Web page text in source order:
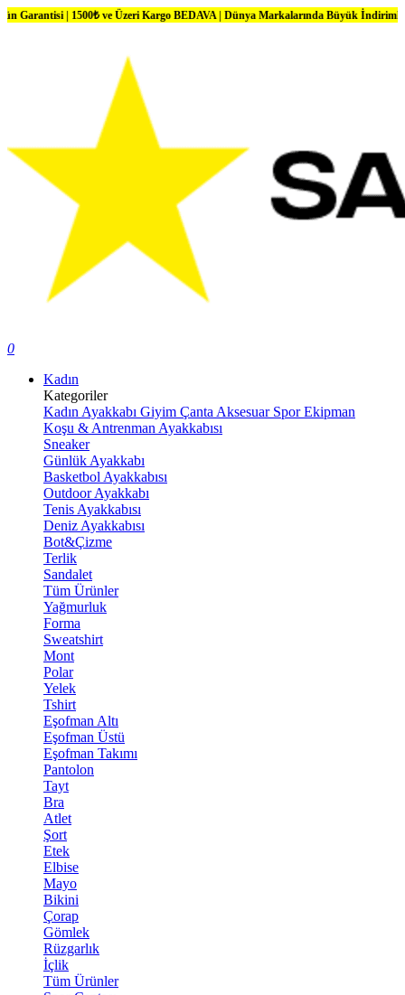
ve Üzeri Kargo BEDAVA | Dünya Markalarında Büyük İndirimler
0
Kadın
Kategoriler
Kadın Ayakkabı Giyim Çanta Aksesuar Spor Ekipman
Koşu & Antrenman Ayakkabısı
Sneaker
Günlük Ayakkabı
Basketbol Ayakkabısı
Outdoor Ayakkabı
Tenis Ayakkabısı
Deniz Ayakkabısı
Bot&Çizme
Terlik
Sandalet
Tüm Ürünler
Yağmurluk
Forma
Sweatshirt
Mont
Polar
Yelek
Tshirt
Eşofman Altı
Eşofman Üstü
Eşofman Takımı
Pantolon
Tayt
Bra
Atlet
Şort
Etek
Elbise
Mayo
Bikini
Çorap
Gömlek
Rüzgarlık
İçlik
Tüm Ürünler